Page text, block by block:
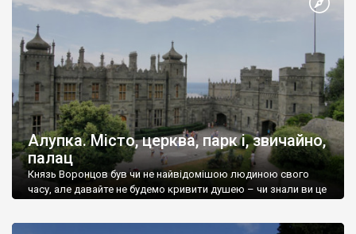
Алупка. Місто, церква, парк і, звичайно,
палац
Князь Воронцов був чи не найвідомішою людиною свого
часу, але давайте не будемо кривити душею – чи знали ви це